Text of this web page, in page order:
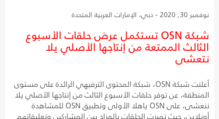
نوفمبر 30, 2020 - دبي، الإمارات العربية المتحدة
شبكة OSN تستكمل عرض حلقات الأسبوع
الثالث الممتعة من إنتاجها الأصلي يلا
نتعشى
أعلنت شبكة OSN، شبكة المحتوى الترفيهي الرائدة على مستوى
المنطقة، عن توفر حلقات الأسبوع الثالث من إنتاجها الأصلي يلا
نتعشى، على OSN ياهلا الأولى وتطبيق OSN للمشاهدة
أونلاين، حيث تميزت الحلقات بالمزاح بين المشاركين وتعليقاتهم